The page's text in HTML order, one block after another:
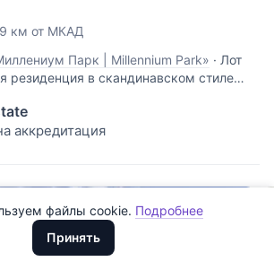
км от МКАД
Парк | Millennium Park» · Лот
резиденция в скандинавском стиле
вдоль канала участке площадью
в себя основной дом площадью
под чистовую отделку),
аккредитация
0
0
файлы cookie. Подробнее
cookie для обеспечения
сайта, аналитики действий на веб-сайте
Принять